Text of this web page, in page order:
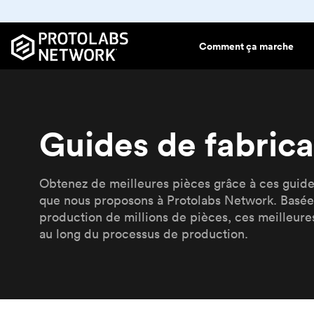
Comment ça marche
marche
Fabrication à la demande et
fabrication
Prototypes et pièces de
leaders
Tout ce que vous devez
savoir sur la fabrication
Des
En
Guides de
Obtenez de meilleures pièces grâce à ces
que nous proposons à Protolabs Network.
production de millions de pièces, ces
au long du processus de production.